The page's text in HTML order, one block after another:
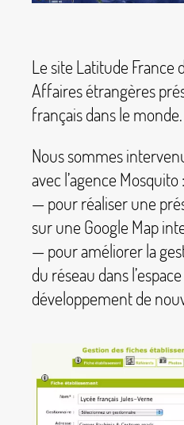
Le site Latitude France
Affaires étrangères
français dans le monde.
Nous sommes
avec l’agence Mosquito :
— pour réaliser une
sur une Google Map
— pour améliorer la
du réseau dans
développement de